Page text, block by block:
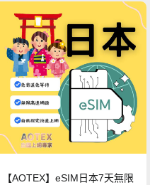
【AOTEX】eSIM日本7天無限